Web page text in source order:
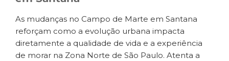
As mudanças no Campo de Marte em Santana
reforçam como a evolução urbana impacta
diretamente a qualidade de vida e a experiência
de morar na Zona Norte de São Paulo. Atenta a